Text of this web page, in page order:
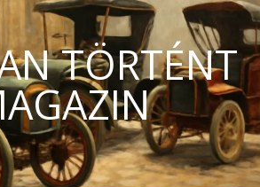
TÖRTÉNT